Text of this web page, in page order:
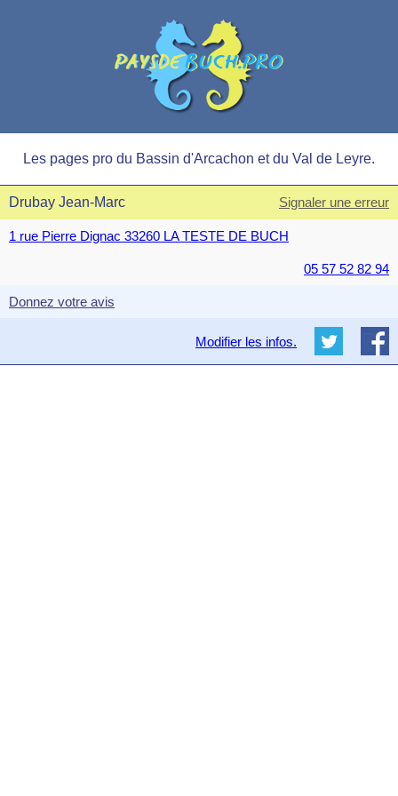
Les pages pro du Bassin d'Arcachon et du Val de Leyre.
Drubay Jean-Marc Signaler une erreur
1 rue Pierre Dignac 33260 LA TESTE DE BUCH
05 57 52 82 94
Donnez votre avis
Modifier les infos.